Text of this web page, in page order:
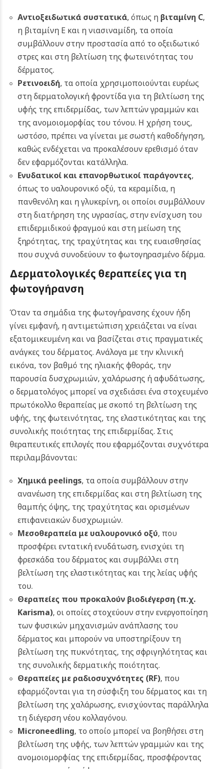
Αντιοξειδωτικά συστατικά, όπως η βιταμίνη C,
η βιταμίνη E και η νιασιναμίδη, τα οποία
συμβάλλουν στην προστασία από το οξειδωτικό
στρες και στη βελτίωση της φωτεινότητας του
δέρματος.
Ρετινοειδή, τα οποία χρησιμοποιούνται ευρέως
στη δερματολογική φροντίδα για τη βελτίωση της
υφής της επιδερμίδας, των λεπτών γραμμών και
της ανομοιομορφίας του τόνου. Η χρήση τους,
ωστόσο, πρέπει να γίνεται με σωστή καθοδήγηση,
καθώς ενδέχεται να προκαλέσουν ερεθισμό όταν
δεν εφαρμόζονται κατάλληλα.
Ενυδατικοί και επανορθωτικοί παράγοντες,
όπως το υαλουρονικό οξύ, τα κεραμίδια, η
πανθενόλη και η γλυκερίνη, οι οποίοι συμβάλλουν
στη διατήρηση της υγρασίας, στην ενίσχυση του
επιδερμιδικού φραγμού και στη μείωση της
ξηρότητας, της τραχύτητας και της ευαισθησίας
που συχνά συνοδεύουν το φωτογηρασμένο δέρμα.
Δερματολογικές θεραπείες για τη
φωτογήρανση
Όταν τα σημάδια της φωτογήρανσης έχουν ήδη
γίνει εμφανή, η αντιμετώπιση χρειάζεται να είναι
εξατομικευμένη και να βασίζεται στις πραγματικές
ανάγκες του δέρματος. Ανάλογα με την κλινική
εικόνα, τον βαθμό της ηλιακής φθοράς, την
παρουσία δυσχρωμιών, χαλάρωσης ή αφυδάτωσης,
ο δερματολόγος μπορεί να σχεδιάσει ένα στοχευμένο
πρωτόκολλο θεραπείας με σκοπό τη βελτίωση της
υφής, της φωτεινότητας, της ελαστικότητας και της
συνολικής ποιότητας της επιδερμίδας. Στις
θεραπευτικές επιλογές που εφαρμόζονται συχνότερα
περιλαμβάνονται:
Χημικά peelings, τα οποία συμβάλλουν στην
ανανέωση της επιδερμίδας και στη βελτίωση της
θαμπής όψης, της τραχύτητας και ορισμένων
επιφανειακών δυσχρωμιών.
Μεσοθεραπεία με υαλουρονικό οξύ, που
προσφέρει εντατική ενυδάτωση, ενισχύει τη
φρεσκάδα του δέρματος και συμβάλλει στη
βελτίωση της ελαστικότητας και της λείας υφής
του.
Θεραπείες που προκαλούν βιοδιέγερση (π.χ.
Karisma), οι οποίες στοχεύουν στην ενεργοποίηση
των φυσικών μηχανισμών ανάπλασης του
δέρματος και μπορούν να υποστηρίξουν τη
βελτίωση της πυκνότητας, της σφριγηλότητας και
της συνολικής δερματικής ποιότητας.
Θεραπείες με ραδιοσυχνότητες (RF), που
εφαρμόζονται για τη σύσφιξη του δέρματος και τη
βελτίωση της χαλάρωσης, ενισχύοντας παράλληλα
τη διέγερση νέου κολλαγόνου.
Microneedling, το οποίο μπορεί να βοηθήσει στη
βελτίωση της υφής, των λεπτών γραμμών και της
ανομοιομορφίας της επιδερμίδας, προσφέροντας